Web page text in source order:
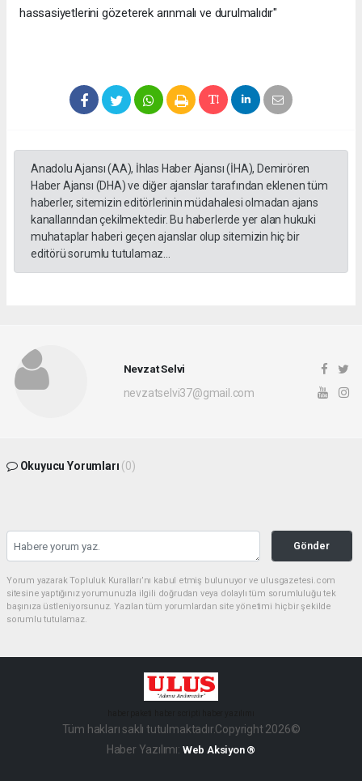
hassasiyetlerini gözeterek arınmalı ve durulmalıdır"
Anadolu Ajansı (AA), İhlas Haber Ajansı (İHA), Demirören
Haber Ajansı (DHA) ve diğer ajanslar tarafından eklenen tüm
haberler, sitemizin editörlerinin müdahalesi olmadan ajans
kanallarından çekilmektedir. Bu haberlerde yer alan hukuki
muhataplar haberi geçen ajanslar olup sitemizin hiç bir
editörü sorumlu tutulamaz...
Nevzat Selvi
nevzatselvi37@gmail.com
Okuyucu Yorumları (0)
Gönder
Yorum yazarak Topluluk Kuralları’nı kabul etmiş bulunuyor ve ulusgazetesi.com
sitesine yaptığınız yorumunuzla ilgili doğrudan veya dolaylı tüm sorumluluğu tek
başınıza üstleniyorsunuz. Yazılan tüm yorumlardan site yönetimi hiçbir şekilde
sorumlu tutulamaz.
Tüm hakları saklı tutulmaktadır.Copyright 2026©
Haber Yazılımı: Web Aksiyon ®